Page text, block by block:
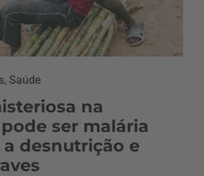
, Saúde
na
ser malária
a desnutrição e